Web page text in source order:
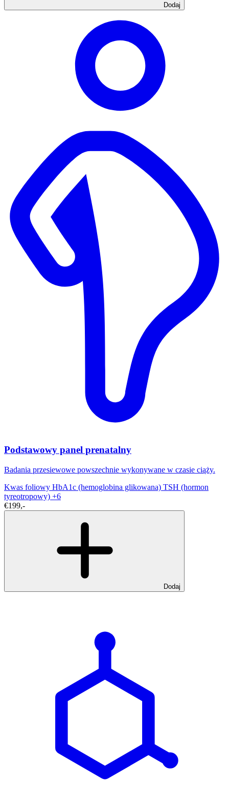
Dodaj
Podstawowy panel prenatalny
Badania przesiewowe powszechnie wykonywane w czasie ciąży.
Kwas foliowy HbA1c (hemoglobina glikowana) TSH (hormon
tyreotropowy) +6
€199,-
Dodaj